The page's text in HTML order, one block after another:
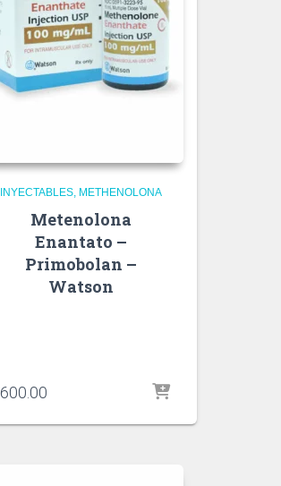
INYECTABLES METHENOLONA
Metenolona
Enantato –
Primobolan –
Watson
600.00